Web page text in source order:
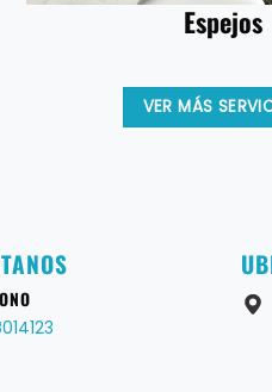
Espejos
VER MÁS